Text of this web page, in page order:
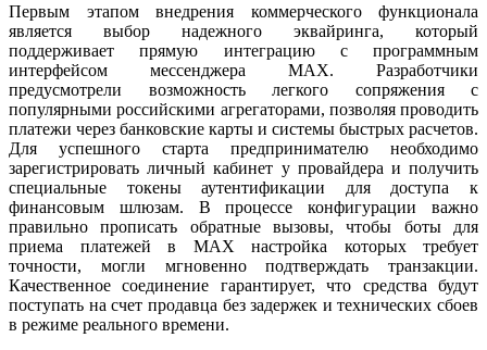
Первым этапом внедрения коммерческого функционала
является выбор надежного эквайринга, который
поддерживает прямую интеграцию с программным
интерфейсом мессенджера MAX. Разработчики
предусмотрели возможность легкого сопряжения с
популярными российскими агрегаторами, позволяя проводить
платежи через банковские карты и системы быстрых расчетов.
Для успешного старта предпринимателю необходимо
зарегистрировать личный кабинет у провайдера и получить
специальные токены аутентификации для доступа к
финансовым шлюзам. В процессе конфигурации важно
правильно прописать обратные вызовы, чтобы боты для
приема платежей в MAX настройка которых требует
точности, могли мгновенно подтверждать транзакции.
Качественное соединение гарантирует, что средства будут
поступать на счет продавца без задержек и технических сбоев
в режиме реального времени.